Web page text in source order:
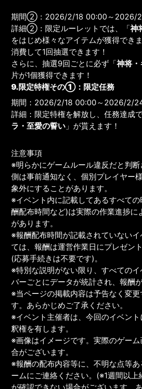
期間②：2026/2/18 00:00～2026/
詳細②：限定ルーレットでは、「神
をはじめ様々なアイテムが獲得でき
消費して1回抽選できます！
さらに、抽選9回ごとに必ず「神将・
片が1個獲得できます！
9.限定特権その①：限定任務
期間：2026/2/18 00:00～2026/2/
詳細：限定特権を解放し、任務達成
ラ・至愛の誓い 」が貰えます！
注意事項
※明らかにゲームルール違反だと判
側は事前通知なく、個別プレイヤー
象外にすることがあります。
※イベント内に記載してあるすべて
酬配布時間など)は実際の作業進捗に
があります。
※報酬配布時間が記載されていない
ては、報酬は運営作業日にプレゼン
(応募手続きは不要です)。
※特別な説明がない限り、すべての
バーごとにデータが統計され、報酬
※当ページの掲載内容は予告なく変更
す。あらかじめご了承ください。
※イベント主催者は、今回のイベン
釈権を有します。
※画像はイメージです。実際のゲー
合がございます。
※報酬の配布内容等に、不明な点等
ームにご連絡ください。(※1週間以上
が確認できない場合がございます。